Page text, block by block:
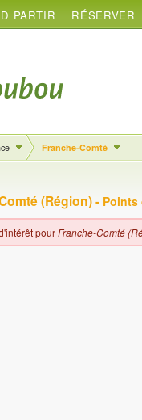
PARTIR RÉSERVER
Franche-Comté
(Région) - Points
pourFranche-Comté